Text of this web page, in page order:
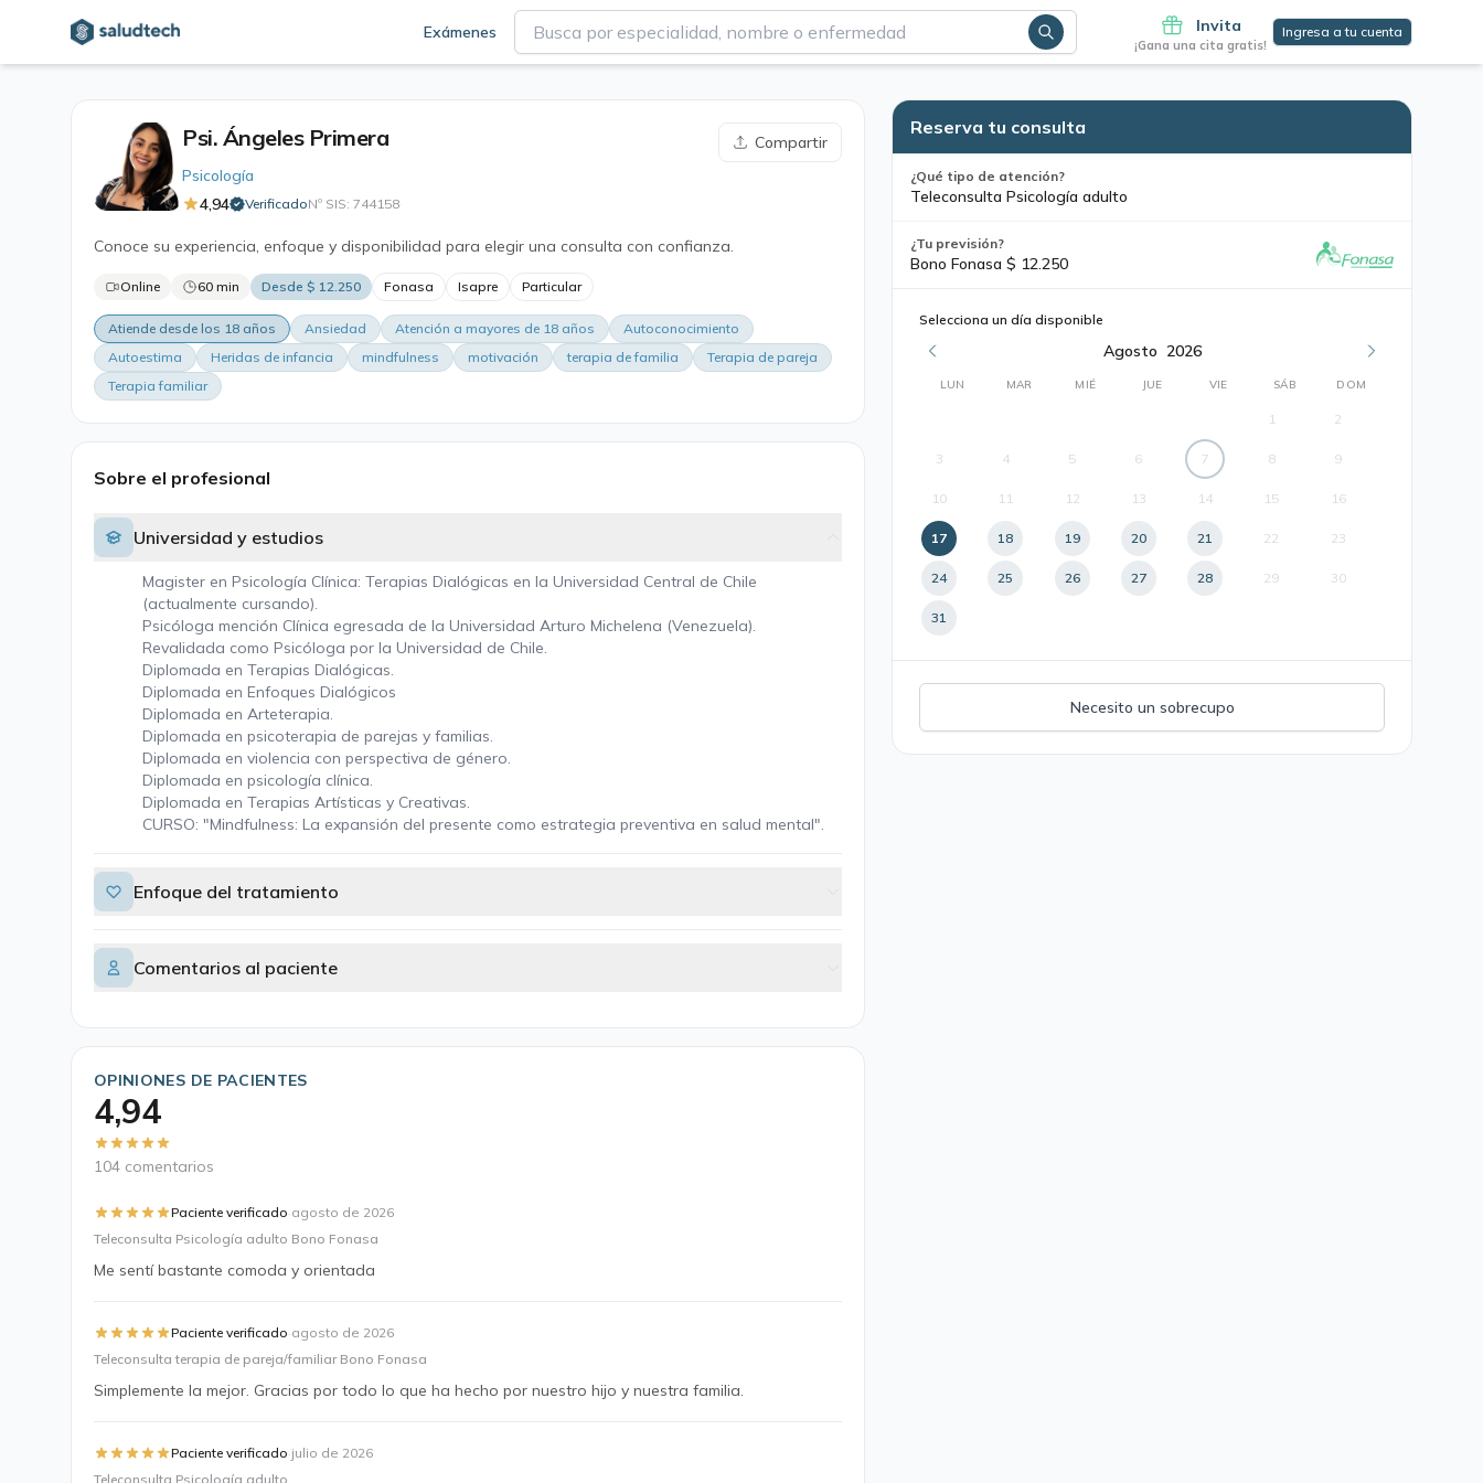
Exámenes Invita
¡Gana una cita gratis!
Ingresa a tu cuenta
Psi. Ángeles Primera
Compartir
Psicología
4,94
VerificadoNº SIS: 744158·
Conoce su experiencia, enfoque y disponibilidad para elegir una consulta con confianza.
Online 60 min Desde $ 12.250 Fonasa Isapre Particular
Atiende desde los 18 años Ansiedad Atención a mayores de 18 años
Autoconocimiento
Autoestima
Heridas de infancia mindfulness motivación terapia de familia
Terapia de pareja
Terapia familiar
Sobre el profesional
Universidad y estudios
Magister en Psicología Clínica: Terapias Dialógicas en la Universidad Central de Chile
(actualmente cursando).
Psicóloga mención Clínica egresada de la Universidad Arturo Michelena (Venezuela).
Revalidada como Psicóloga por la Universidad de Chile.
Diplomada en Terapias Dialógicas.
Diplomada en Enfoques Dialógicos
Diplomada en Arteterapia.
Diplomada en psicoterapia de parejas y familias.
Diplomada en violencia con perspectiva de género.
Diplomada en psicología clínica.
Diplomada en Terapias Artísticas y Creativas.
CURSO: "Mindfulness: La expansión del presente como estrategia preventiva en salud mental".
Enfoque del tratamiento
Comentarios al paciente
OPINIONES DE PACIENTES
4,94
104 comentarios
Paciente verificado·agosto de 2026
Teleconsulta Psicología adulto Bono Fonasa
Me sentí bastante comoda y orientada
Paciente verificado·agosto de 2026
Teleconsulta terapia de pareja/familiar Bono Fonasa
Simplemente la mejor. Gracias por todo lo que ha hecho por nuestro hijo y nuestra familia.
Paciente verificado·julio de 2026
Teleconsulta Psicología adulto
Reserva tu consulta
¿Qué tipo de atención?
Teleconsulta Psicología adulto
¿Tu previsión?
Bono Fonasa $ 12.250
Selecciona un día disponible
Agosto 2026
LUN MAR MIÉ JUE VIE SÁB DOM
1 2
3 4 5 6 7 8 9
10 11 12 13 14 15 16
17 18 19 20 21 22 23
24 25 26 27 28 29 30
31
Necesito un sobrecupo